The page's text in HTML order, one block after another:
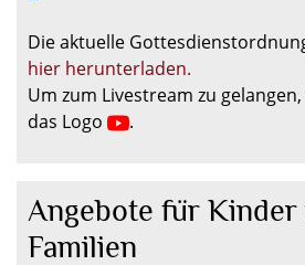
Die aktuelle
hier herunterladen.
Um zum Livestream zu
das Logo
.
Angebote für Kinder
Familien